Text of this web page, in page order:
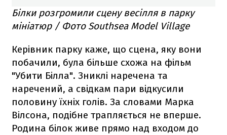
Білки розгромили сцену весілля в парку
мініатюр / Фото Southsea Model Village
Керівник парку каже, що сцена, яку вони
побачили, була більше схожа на фільм
"Убити Білла". Зниклі наречена та
наречений, а свідкам пари відкусили
половину їхніх голів. За словами Марка
Вілсона, подібне трапляється не вперше.
Родина білок живе прямо над входом до